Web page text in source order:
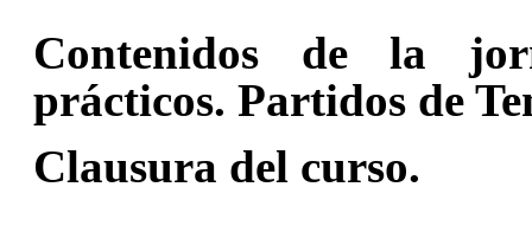
Contenidos de la
prácticos. Partidos de
Clausura del curso.